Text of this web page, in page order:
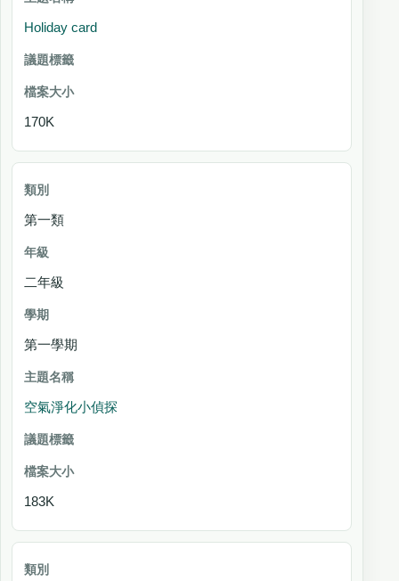
Holiday card
170K
第一類
二年級
第一學期
空氣淨化小偵探
183K